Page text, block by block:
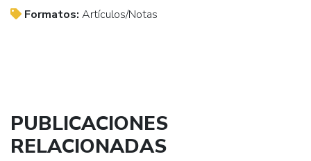
Formatos: Artículos/Notas
PUBLICACIONES
RELACIONADAS